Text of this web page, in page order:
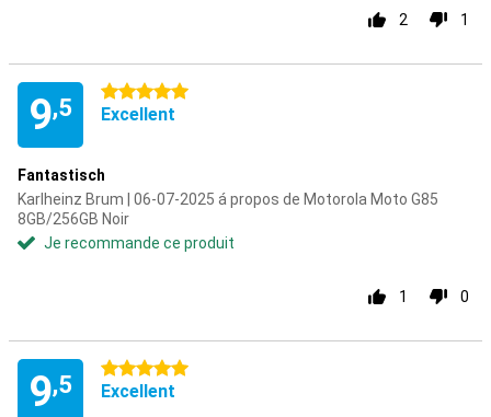
2 1
9,5
5 étoiles
Excellent
Fantastisch
Karlheinz Brum | 06-07-2025 á propos de Motorola Moto G85
8GB/256GB Noir
Je recommande ce produit
1 0
9,5
5 étoiles
Excellent